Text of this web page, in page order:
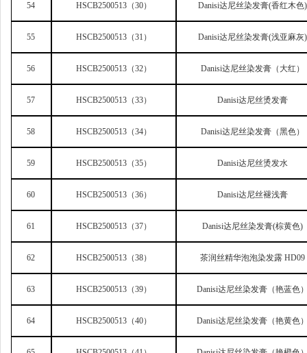
54 HSCB2500513 （30） Danisi达尼丝染发膏(香红木色)
55 HSCB2500513 （31） Danisi达尼丝染发膏(浅亚麻灰)
56 HSCB2500513 （32） Danisi达尼丝染发膏（大红）
57 HSCB2500513 （33） Danisi达尼丝烫发膏
58 HSCB2500513 （34） Danisi达尼丝染发膏（黑色）
59 HSCB2500513 （35） Danisi达尼丝烫发水
60 HSCB2500513 （36） Danisi达尼丝褪浅膏
61 HSCB2500513 （37） Danisi达尼丝染发膏(棕黄色)
62 HSCB2500513 （38） 茶润丝精华泡泡染发露 HD09
63 HSCB2500513 （39） Danisi达尼丝染发膏（艳蓝色
64 HSCB2500513 （40） Danisi达尼丝染发膏（艳黄色